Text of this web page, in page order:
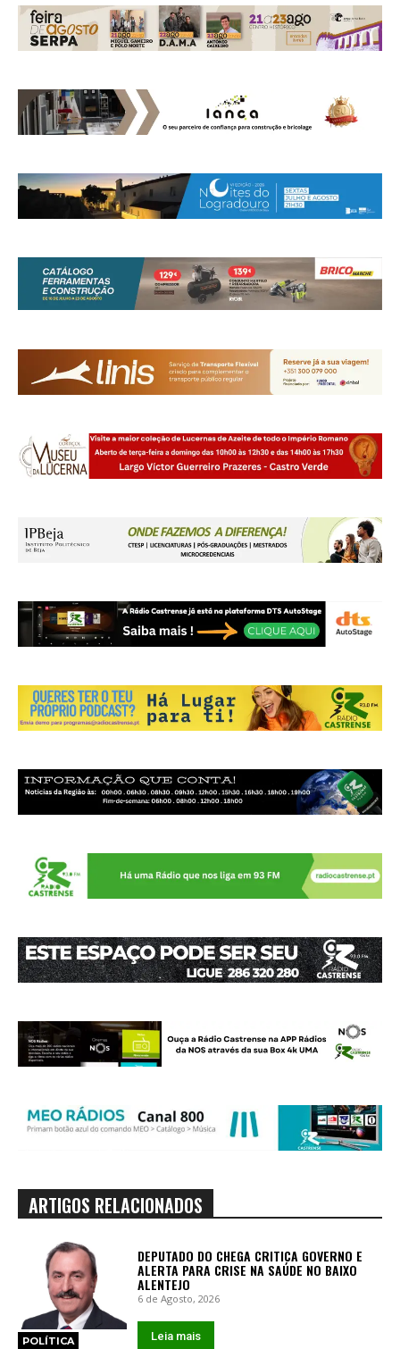
ARTIGOS RELACIONADOS
POLÍTICA
DEPUTADO DO CHEGA CRITICA GOVERNO E
ALERTA PARA CRISE NA SAÚDE NO BAIXO
ALENTEJO
6 de Agosto, 2026
Leia mais